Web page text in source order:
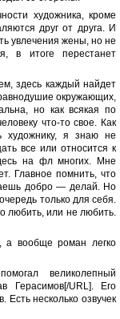
художника, кроме
друг от друга. И
увлечения жены, но не
в итоге перестанет
здесь каждый найдет
окружающих,
но как всякая по
что-то свое. Как
художнику, я знаю не
все или относится к
на фл многих. Мне
Главное помнить, что
добро — делай. Но
только для себя.
любить, или не любить.
а вообще роман легко
великолепный
Герасимов[/URL]. Его
Есть несколько озвучек